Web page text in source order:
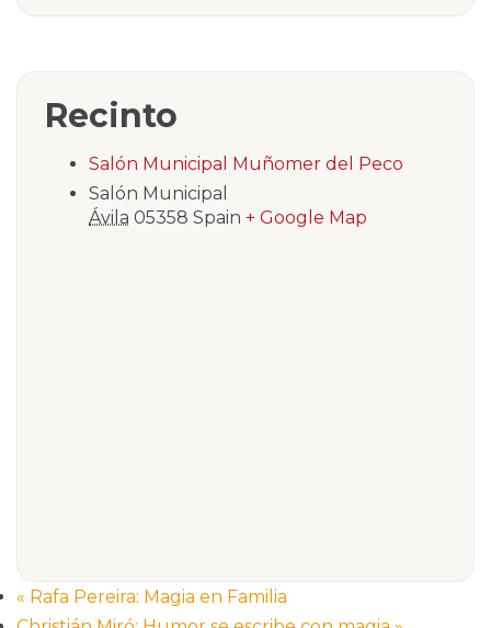
Recinto
Salón Municipal Muñomer del Peco
Salón Municipal
Ávila 05358 Spain + Google Map
« Rafa Pereira: Magia en Familia